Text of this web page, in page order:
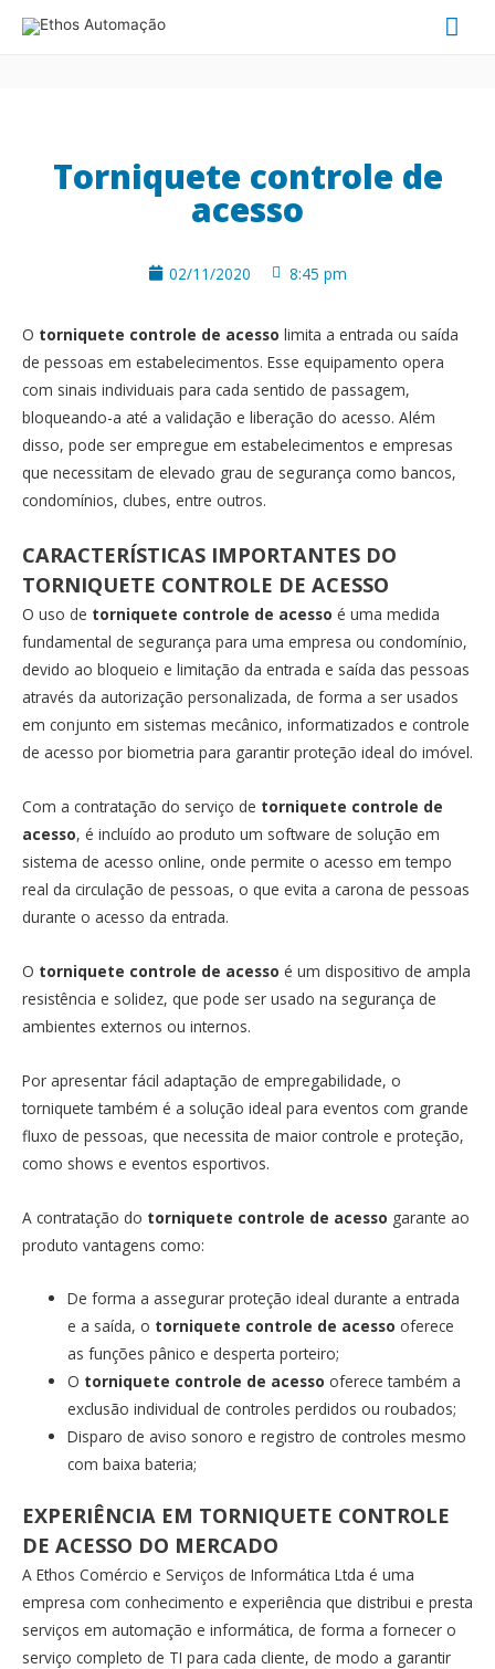
Torniquete controle de
acesso
02/11/2020 8:45 pm
O torniquete controle de acesso limita a entrada ou saída
de pessoas em estabelecimentos. Esse equipamento opera
com sinais individuais para cada sentido de passagem,
bloqueando-a até a validação e liberação do acesso. Além
disso, pode ser empregue em estabelecimentos e empresas
que necessitam de elevado grau de segurança como bancos,
condomínios, clubes, entre outros.
CARACTERÍSTICAS IMPORTANTES DO
TORNIQUETE CONTROLE DE ACESSO
O uso de torniquete controle de acesso é uma medida
fundamental de segurança para uma empresa ou condomínio,
devido ao bloqueio e limitação da entrada e saída das pessoas
através da autorização personalizada, de forma a ser usados
em conjunto em sistemas mecânico, informatizados e controle
de acesso por biometria para garantir proteção ideal do imóvel.
Com a contratação do serviço de torniquete controle de
acesso, é incluído ao produto um software de solução em
sistema de acesso online, onde permite o acesso em tempo
real da circulação de pessoas, o que evita a carona de pessoas
durante o acesso da entrada.
O torniquete controle de acesso é um dispositivo de ampla
resistência e solidez, que pode ser usado na segurança de
ambientes externos ou internos.
Por apresentar fácil adaptação de empregabilidade, o
torniquete também é a solução ideal para eventos com grande
fluxo de pessoas, que necessita de maior controle e proteção,
como shows e eventos esportivos.
A contratação do torniquete controle de acesso garante ao
produto vantagens como:
De forma a assegurar proteção ideal durante a entrada
e a saída, o torniquete controle de acesso oferece
as funções pânico e desperta porteiro;
O torniquete controle de acesso oferece também a
exclusão individual de controles perdidos ou roubados;
Disparo de aviso sonoro e registro de controles mesmo
com baixa bateria;
EXPERIÊNCIA EM TORNIQUETE CONTROLE
DE ACESSO DO MERCADO
A Ethos Comércio e Serviços de Informática Ltda é uma
empresa com conhecimento e experiência que distribui e presta
serviços em automação e informática, de forma a fornecer o
serviço completo de TI para cada cliente, de modo a garantir